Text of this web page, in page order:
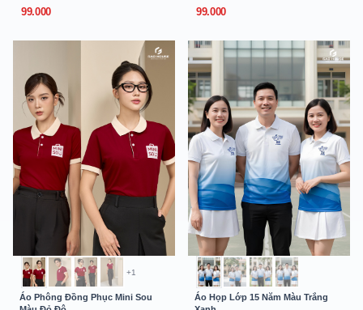
99.000 99.000
+1
Áo Phông Đồng Phục Mini Sou
Áo Họp Lớp 15 Năm Màu Trắng